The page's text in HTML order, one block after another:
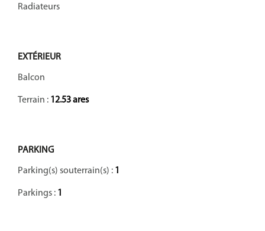
Radiateurs
EXTÉRIEUR
Balcon
Terrain : 12.53 ares
PARKING
Parking(s) souterrain(s) : 1
Parkings : 1